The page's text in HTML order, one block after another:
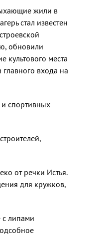
жили в
стал известен
обновили
культового места
входа на
спортивных
от речки Истья.
для кружков,
с липами